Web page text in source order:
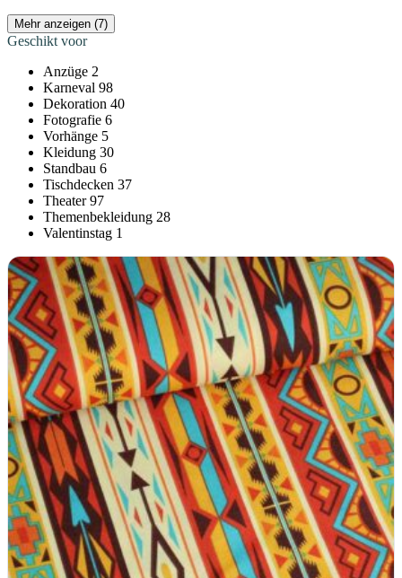
Mehr anzeigen (7)
Geschikt voor
Anzüge 2
Karneval 98
Dekoration 40
Fotografie 6
Vorhänge 5
Kleidung 30
Standbau 6
Tischdecken 37
Theater 97
Themenbekleidung 28
Valentinstag 1